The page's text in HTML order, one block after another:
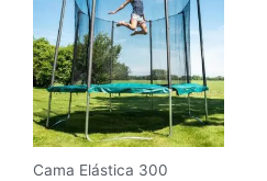
Cama Elástica 300